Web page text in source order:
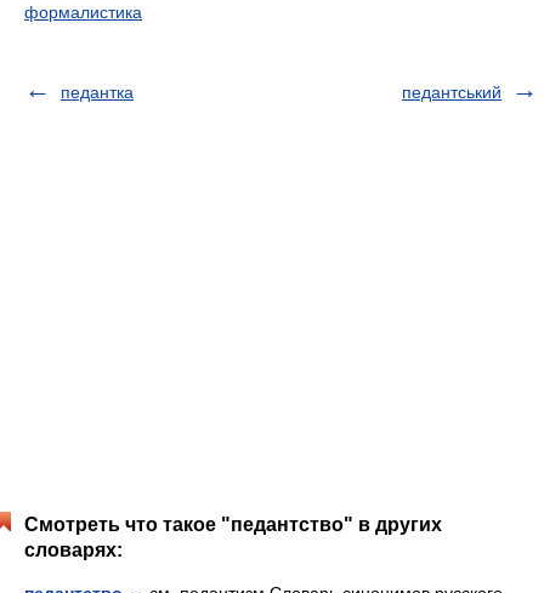
формалистика
педантка педантський
Смотреть что такое "педантство" в других
словарях: